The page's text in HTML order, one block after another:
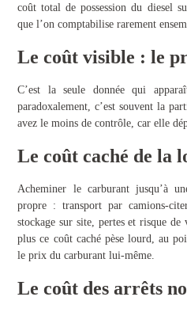
coût total de possession du diesel
que l’on comptabilise rarement
Le coût visible : le
C’est la seule donnée qui
paradoxalement, c’est souvent la
avez le moins de contrôle, car elle
Le coût caché de la
Acheminer le carburant jusqu’à
propre : transport par camions-
stockage sur site, pertes et risque
plus ce coût caché pèse lourd, au
le prix du carburant lui-même.
Le coût des arrêts